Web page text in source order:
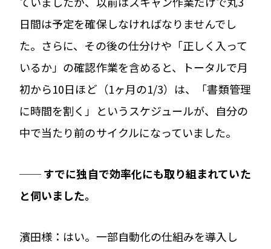
日間は予定を確保しなければなりませんでし
た。さらに、その後の仕分けや「正しく入って
いるか」の確認作業を含めると、トータルで月
初から10日ほど（1ヶ月の1/3）は、「書類管理
に時間を割く」というスケジュールが、自分の
中で当たり前のサイクルになっていました。
── すでに独自で効率化にも取り組まれていた
と伺いました。
濱田様：はい。一部自動化の仕組みを導入し